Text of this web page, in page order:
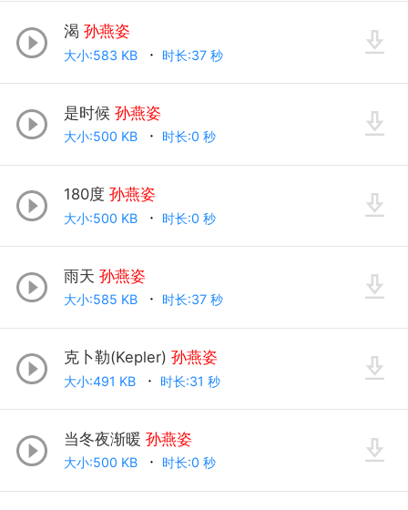
渴 孙燕姿
大小:583 KB 时长:37 秒
是时候 孙燕姿
大小:500 KB 时长:0 秒
180度 孙燕姿
大小:500 KB 时长:0 秒
雨天 孙燕姿
大小:585 KB 时长:37 秒
克卜勒(Kepler) 孙燕姿
大小:491 KB 时长:31 秒
当冬夜渐暖 孙燕姿
大小:500 KB 时长:0 秒